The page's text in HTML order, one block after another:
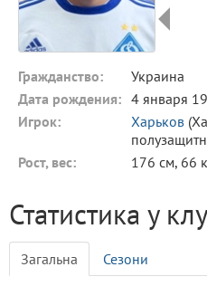
Гражданство:
Украина
Дата рождения: 4 января
Игрок:
Харьков
Рост, вес:
176 см, 66
Статистика у
Загальна Сезони